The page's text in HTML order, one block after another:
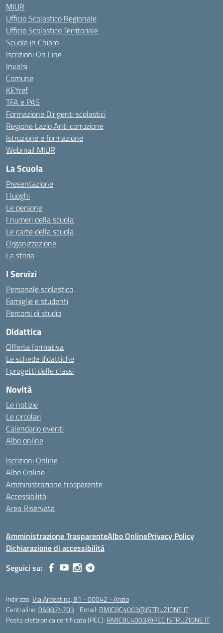
MIUR
Ufficio Scolastico Regionale
Ufficio Scolastico Territoriale
Scuola in Chiaro
Iscrizioni On Line
Invalsi
Comune
KEYref
TFA e PAS
Formazione Dirigenti scolastici
Regione Lazio Anti corruzione
Istruzione e formazione
Webmail MIUR
La Scuola
Presentazione
I luoghi
Le persone
I numeri della scuola
Le carte della scuola
Organizzazione
La storia
I Servizi
Personale scolastico
Famiglie e studenti
Percorsi di studio
Didattica
Offerta formativa
Le schede didattiche
I progetti delle classi
Novità
Le notizie
Le circolari
Calendario eventi
Albo online
Iscrizioni Online
Albo Online
Amministrazione trasparente
Accessibilità
Area Riservata
Amministrazione TrasparenteAlbo OnlinePrivacy Policy
Dichiarazione di accessibilità
Seguici su:
Indirizzo:Via Ardeatina, 81 - 00042 - Anzio
Centralino:069874703 Email: RMIC8C4003@ISTRUZIONE.IT
Posta elettronica certificata (PEC): RMIC8C4003@PEC.ISTRUZIONE.IT